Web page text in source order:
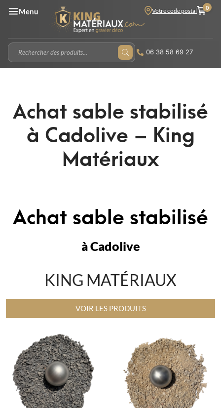
Menu Votre code postal 0
06 38 58 69 27
Achat sable stabilisé
à Cadolive – King
Matériaux
Achat sable stabilisé
à Cadolive
KING MATÉRIAUX
VOIR LES PRODUITS